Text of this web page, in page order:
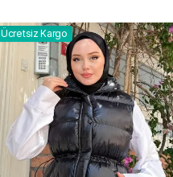
Ücretsiz Kargo